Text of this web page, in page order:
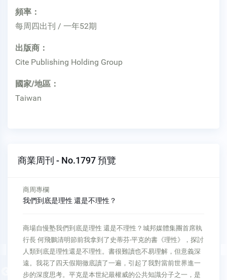
頻率：
每周四出刊 / 一年52期
出版商：
Cite Publishing Holding Group
國家/地區：
Taiwan
商業周刊 - No.1797 預覽
Previous
商周專欄
我們到底是理性 還是不理性？
商場自慢塾我們到底是理性 還是不理性？城邦媒體集團首席執
行長 何飛鵬清明節前我拿到了史蒂芬‧平克的書《理性》，探討
人類到底是理性還是不理性。書很難讀也不易理解，但意義深
遠。我花了四天假期徹底讀了一遍，引起了我對當前世界進一
步的深度思考。平克是本世紀最權威的公共知識分子之一，是